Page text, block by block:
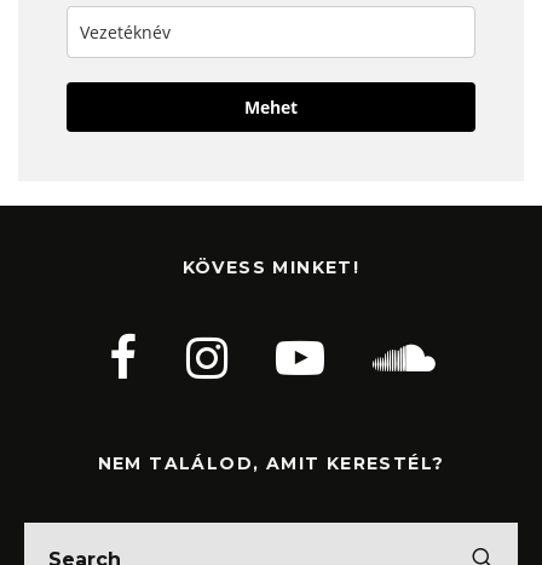
Mehet
KÖVESS MINKET!
NEM TALÁLOD, AMIT KERESTÉL?